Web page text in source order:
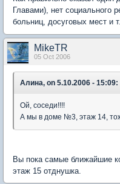
Главами), нет социального
больниц, досуговых мест и
MikeTR
05 Oct 2006
Алина, on 5.10.2006 - 15:09:
Ой, соседи!!!!
А мы в доме №3, этаж 14,
Вы пока самые ближайшие
этаж 15 отднушка.